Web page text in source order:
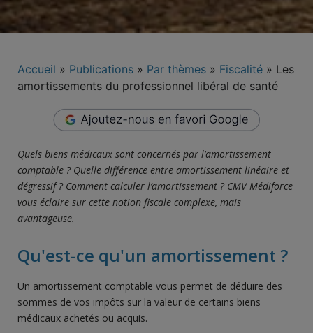
Accueil » Publications » Par thèmes » Fiscalité » Les
amortissements du professionnel libéral de santé
Quels biens médicaux sont concernés par l’amortissement
comptable ? Quelle différence entre amortissement linéaire et
dégressif ? Comment calculer l’amortissement ? CMV Médiforce
vous éclaire sur cette notion fiscale complexe, mais
avantageuse.
Qu'est-ce qu'un amortissement ?
Un amortissement comptable vous permet de déduire des
sommes de vos impôts sur la valeur de certains biens
médicaux achetés ou acquis.